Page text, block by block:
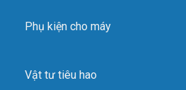
Phụ kiện cho máy
Vật tư tiêu hao